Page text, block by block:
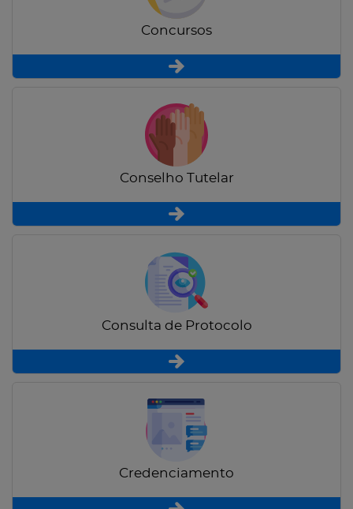
Concursos
Conselho Tutelar
Consulta de Protocolo
Credenciamento